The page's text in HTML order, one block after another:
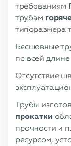
требованиям
трубам
типоразмера
Бесшовные
по всей
Отсутствие
Трубы
прокатки
прочности и
ресурсом,